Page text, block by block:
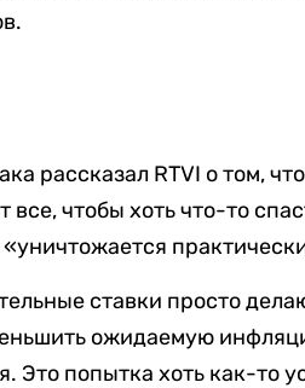
рассказал RTVI о том,
чтобы хоть что-то
ставки просто
ожидаемую
Это попытка хоть как-то